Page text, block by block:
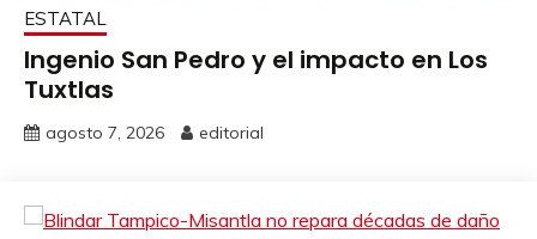
ESTATAL
Ingenio San Pedro y el impacto en Los
Tuxtlas
agosto 7, 2026 editorial